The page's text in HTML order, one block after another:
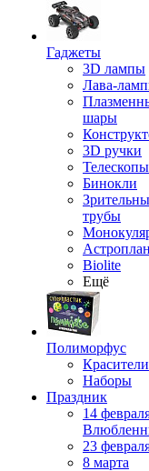
Гаджеты
3D лампы
Лава-
шары
3D ручки
Телескопы
Бинокли
трубы
Biolite
Ещё
Полиморфус
Красители
Наборы
Праздник
14
23
8 марта